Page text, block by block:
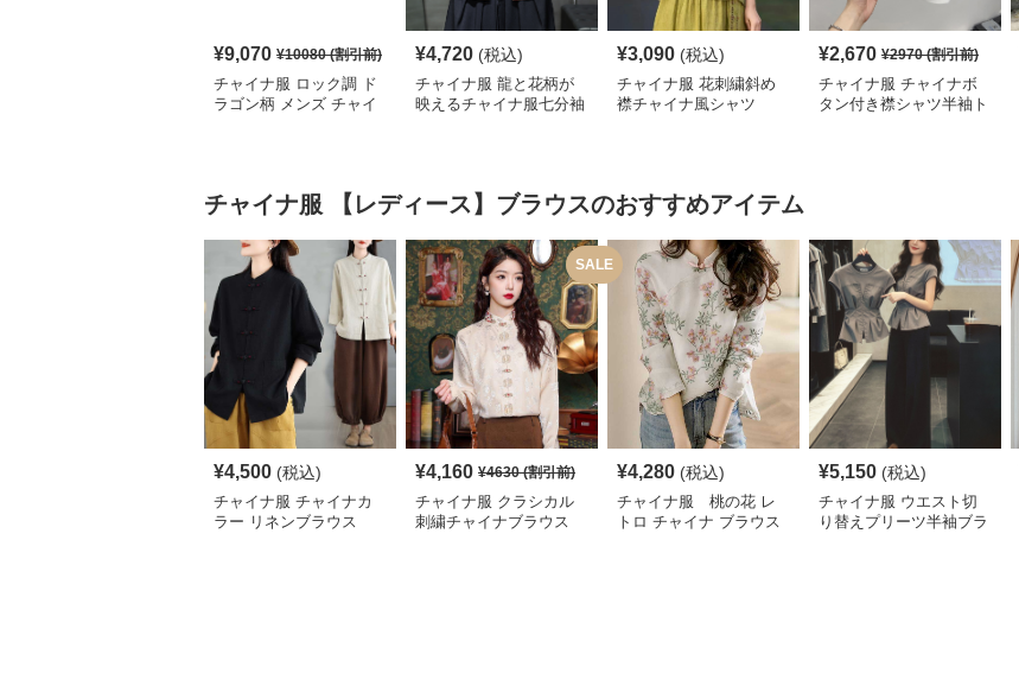
¥9,070 ¥10080(割引前)
チャイナ服 ロック調 ド
ラゴン柄 メンズ チャイ
¥4,720 (税込)
チャイナ服 龍と花柄が
映えるチャイナ服七分袖
¥3,090 (税込)
チャイナ服 花刺繍斜め
襟チャイナ風シャツ
¥2,670 ¥2970(割引前)
チャイナ服 チャイナボ
タン付き襟シャツ半袖ト
チャイナ服 【レディース】ブラウスのおすすめアイテム
¥4,500 (税込)
チャイナ服 チャイナカ
ラー リネンブラウス
SALE
¥4,160 ¥4630(割引前)
チャイナ服 クラシカル
刺繍チャイナブラウス
¥4,280 (税込)
チャイナ服 桃の花 レ
トロ チャイナ ブラウス
¥5,150 (税込)
チャイナ服 ウエスト切
り替えプリーツ半袖ブラ